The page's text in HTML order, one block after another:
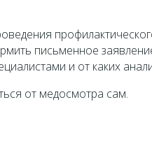
письменное
и от каких
от медосмотра сам.